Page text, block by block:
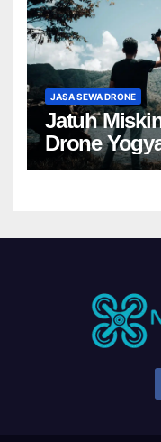
JASA SEWA DRONE
Jatuh
Drone